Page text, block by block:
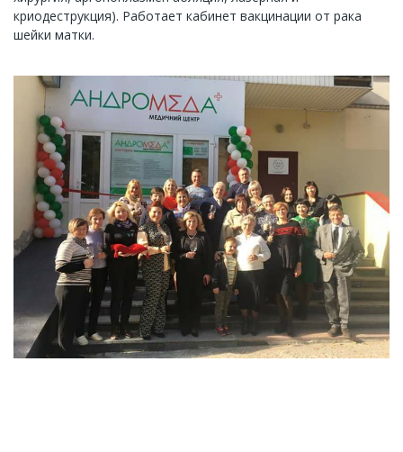
криодеструкция). Работает кабинет вакцинации от рака
шейки матки.